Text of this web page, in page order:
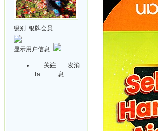
级别: 银牌会员
显示用户信息
关注
Ta
发消
息